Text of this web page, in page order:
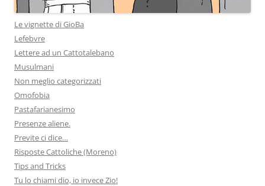
Le vignette di GioBa
Lefebvre
Lettere ad un Cattotalebano
Musulmani
Non meglio categorizzati
Omofobia
Pastafarianesimo
Presenze aliene.
Previte ci dice…
Risposte Cattoliche (Moreno)
Tips and Tricks
Tu lo chiami dio, io invece Zio!